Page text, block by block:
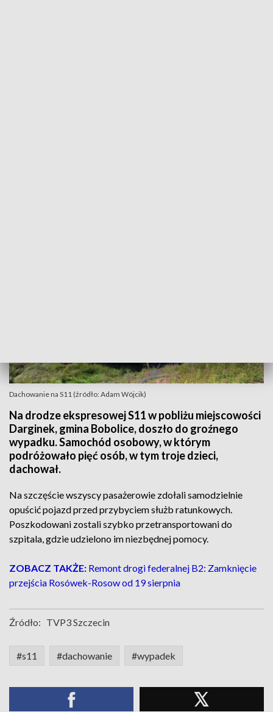
Dachowanie na S11 (źródło: Adam Wójcik)
Na drodze ekspresowej S11 w pobliżu miejscowości
Darginek, gmina Bobolice, doszło do groźnego
wypadku. Samochód osobowy, w którym
podróżowało pięć osób, w tym troje dzieci,
dachował.
Na szczęście wszyscy pasażerowie zdołali samodzielnie
opuścić pojazd przed przybyciem służb ratunkowych.
Poszkodowani zostali szybko przetransportowani do
szpitala, gdzie udzielono im niezbędnej pomocy.
ZOBACZ TAKŻE: Remont drogi federalnej B2: Zamknięcie
przejścia Rosówek-Rosow od 19 sierpnia
Źródło: TVP3 Szczecin
#s11 #dachowanie #wypadek